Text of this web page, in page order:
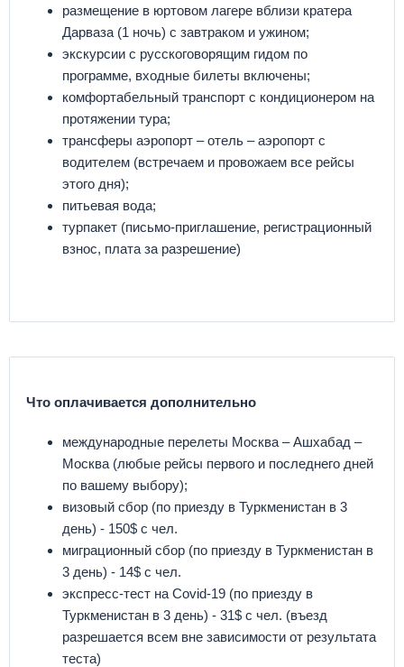
размещение в юртовом лагере вблизи кратера
Дарваза (1 ночь) c завтраком и ужином;
экскурсии с русскоговорящим гидом по
программе, входные билеты включены;
комфортабельный транспорт с кондиционером на
протяжении тура;
трансферы аэропорт – отель – аэропорт с
водителем (встречаем и провожаем все рейсы
этого дня);
питьевая вода;
турпакет (письмо-приглашение, регистрационный
взнос, плата за разрешение)
Что оплачивается дополнительно
международные перелеты Москва – Ашхабад –
Москва (любые рейсы первого и последнего дней
по вашему выбору);
визовый сбор (по приезду в Туркменистан в 3
день) - 150$ с чел.
миграционный сбор (по приезду в Туркменистан в
3 день) - 14$ с чел.
экспресс-тест на Covid-19 (по приезду в
Туркменистан в 3 день) - 31$ с чел. (въезд
разрешается всем вне зависимости от результата
теста)